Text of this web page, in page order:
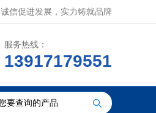
诚信促进发展，实力铸就品牌
服务热线：
13917179551